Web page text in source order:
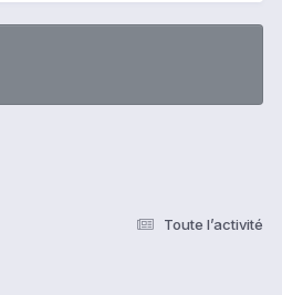
Toute l’activité